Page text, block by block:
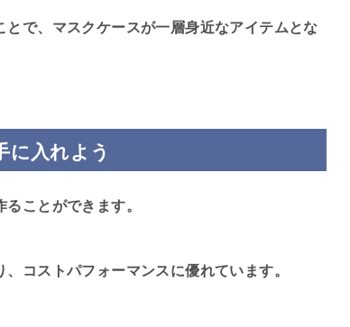
で、マスクケースが一層身近なアイテムとな
に入れよう
ことができます。
コストパフォーマンスに優れています。